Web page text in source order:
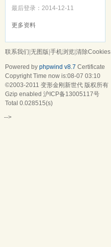
最后登录：2014-12-11
更多资料
联系我们 无图版 手机浏览 清除Cookies
Powered by phpwind v8.7 Certificate
Copyright Time now is:08-07 03:10
©2003-2011 变形金刚新世代 版权所有
Gzip enabled 沪ICP备13005117号
Total 0.028515(s)
-->